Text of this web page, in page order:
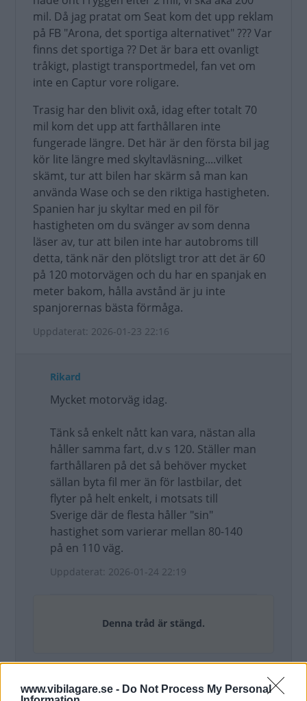
www.vibilagare.se - Do Not Process My Personal
mil. Då jag pratat om Seat kom det upp reklam
på FB "Arona, det sportiga alternativet" ??? Var
finns det sportiga ?? Det är bara ett ovanligt
tråkigt, plastigt transportmedel, fan vet om
inte en Captur vore roligare.
Trasig har den blivit oxå, idag efter totalt 70
mil kom det upp att farthållaren inte
fungerade längre. Det här är den första bil jag
kör lite längre med skyltavläsning....vilket
skämt, tur att bilen har skärm så man kan
använda Wase och se den riktiga hastigheten.
Spanien har ju skyltar med en pil för
hastigheten om du svänger av som denna
läser av, tur att bilen inte har autobroms till
detta, tänk när den plötsligt tror att det är 60
på 120 motorvägen och du har en spanjak en
meter bakom, hålla avstånd är ju inte
spanjorernas bästa förmåga.
Uppdaterat: 2026-01-23 22:16
Rikard
Mycket motorväg idag.
Tänk så enkelt nått kan vara, nästan alla
håller samma fart, d.v s 120. Ställer man
farthållaren på det så behöver mycket
sällan byta fil mer än för lastbilar, det
flyter på helt enkelt, i motsats till
Sverige där de flesta håller "sin"
hastighet som varierar mellan 80-140
på en 110 väg.
Uppdaterat: 2026-01-24 22:19
Denna tråd är stängd.